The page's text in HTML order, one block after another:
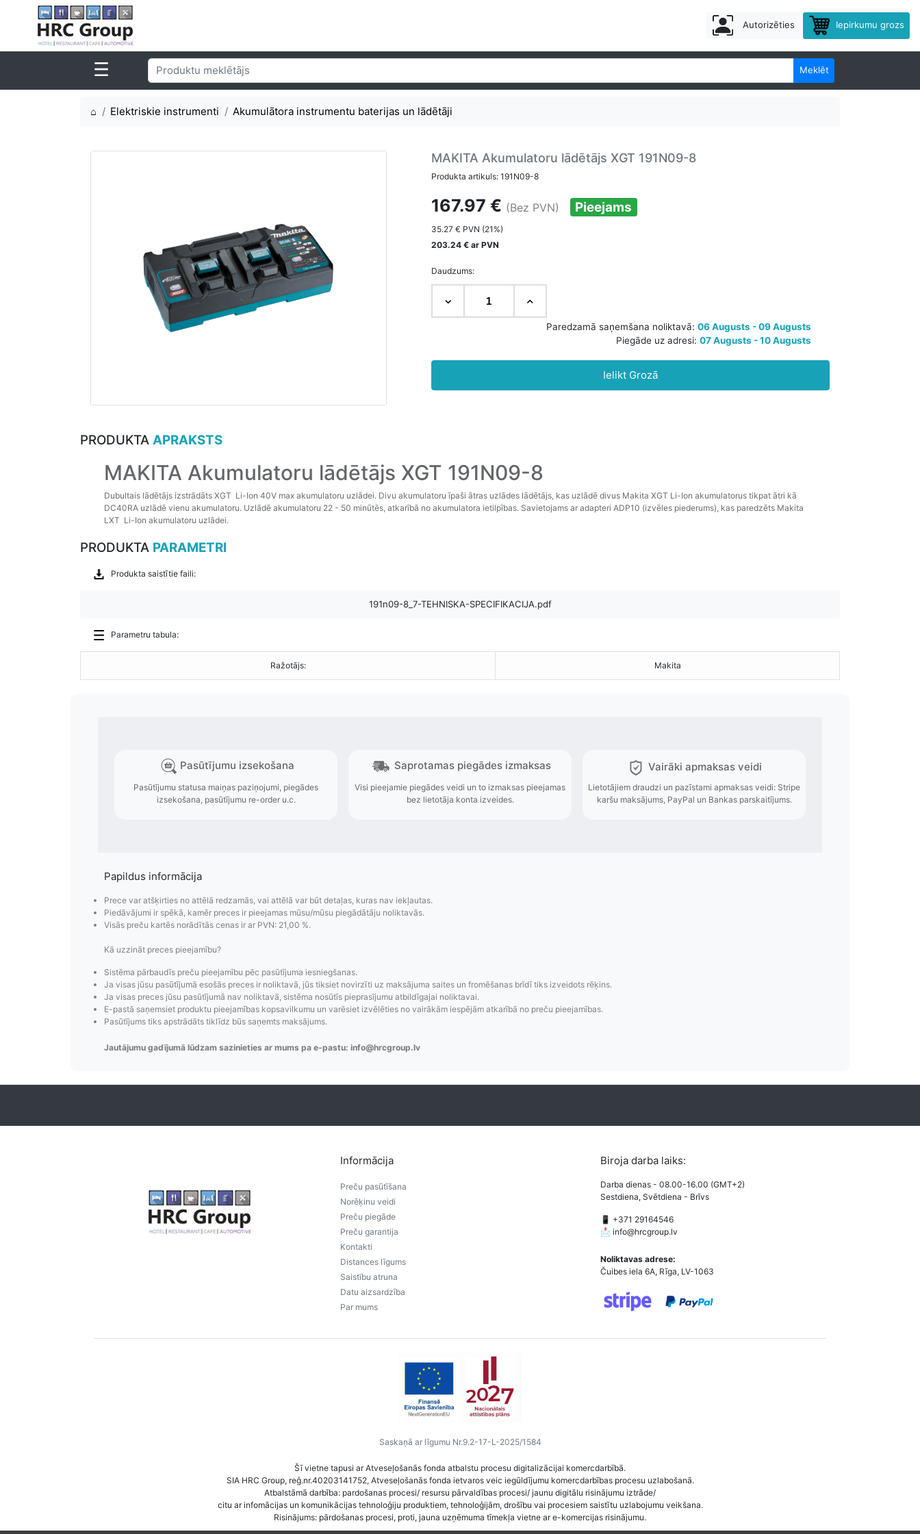
Autorizēties Iepirkumu grozs
Meklēt
⌂ Elektriskie instrumenti Akumulātora instrumentu baterijas un lādētāji
MAKITA Akumulatoru lādētājs XGT 191N09-8
Produkta artikuls: 191N09-8
167.97 € (Bez PVN) Pieejams
35.27 € PVN (21%)
203.24 € ar PVN
Daudzums:
Paredzamā saņemšana noliktavā:06 Augusts - 09 Augusts
Ielikt Grozā
PRODUKTA APRAKSTS
MAKITA Akumulatoru lādētājs XGT 191N09-8
Dubultais lādētājs izstrādāts XGT Li-Ion 40V max akumulatoru uzlādei. Divu akumulatoru īpaši ātras uzlādes lādētājs, kas uzlādē divus Makita XGT Li-Ion akumulatorus tikpat ātri kā
DC40RA uzlādē vienu akumulatoru. Uzlādē akumulatoru 22 - 50 minūtēs, atkarībā no akumulatora ietilpības. Savietojams ar adapteri ADP10 (izvēles piederums), kas paredzēts Makita
LXT Li-Ion akumulatoru uzlādei.
PRODUKTA PARAMETRI
Produkta saistītie faili:
191n09-8_7-TEHNISKA-SPECIFIKACIJA.pdf
Parametru tabula:
Ražotājs: Makita
Pasūtījumu statusa maiņas paziņojumi, piegādes
izsekošana, pasūtījumu re-order u.c.
Visi pieejamie piegādes veidi un to izmaksas pieejamas
Papildus informācija
Prece var atšķirties no attēlā redzamās, vai attēlā var būt detaļas, kuras nav iekļautas.
Piedāvājumi ir spēkā, kamēr preces ir pieejamas mūsu/mūsu piegādātāju noliktavās.
Visās preču kartēs norādītās cenas ir ar PVN: 21,00 %.
Kā uzzināt preces pieejamību?
Sistēma pārbaudīs preču pieejamību pēc pasūtījuma iesniegšanas.
Ja visas jūsu pasūtījumā esošās preces ir noliktavā, jūs tiksiet novirzīti uz maksājuma saites un fromēšanas brīdī tiks izveidots rēķins.
Ja visas preces jūsu pasūtījumā nav noliktavā, sistēma nosūtīs pieprasījumu atbildīgajai noliktavai.
E-pastā saņemsiet produktu pieejamības kopsavilkumu un varēsiet izvēlēties no vairākām iespējām atkarībā no preču pieejamības.
Pasūtījums tiks apstrādāts tiklīdz būs saņemts maksājums.
Jautājumu gadījumā lūdzam sazinieties ar mums pa e-pastu: info@hrcgroup.lv
Informācija
Preču pasūtīšana
Norēķinu veidi
Preču piegāde
Preču garantija
Kontakti
Distances līgums
Saistību atruna
Datu aizsardzība
Par mums
Biroja darba laiks:
Darba dienas - 08.00-16.00 (GMT+2)
Sestdiena, Svētdiena - Brīvs
📱 +371 29164546
📩 info@hrcgroup.lv
Noliktavas adrese:
Čuibes iela 6A, Rīga, LV-1063
Saskaņā ar līgumu Nr.9.2-17-L-2025/1584
Šī vietne tapusi ar Atveseļošanās fonda atbalstu procesu digitalizācijai komercdarbībā.
SIA HRC Group, reģ.nr.40203141752, Atveseļošanās fonda ietvaros veic iegūldījumu komercdarbības procesu uzlabošanā.
Atbalstāmā darbība: pardošanas procesi/ resursu pārvaldības procesi/ jaunu digitālu risinājumu iztrāde/
citu ar infomācijas un komunikācijas tehnoloģiju produktiem, tehnoloģijām, drošību vai procesiem saistītu uzlabojumu veikšana.
Risinājums: pārdošanas procesi, proti, jauna uzņēmuma tīmekļa vietne ar e-komercijas risinājumu.